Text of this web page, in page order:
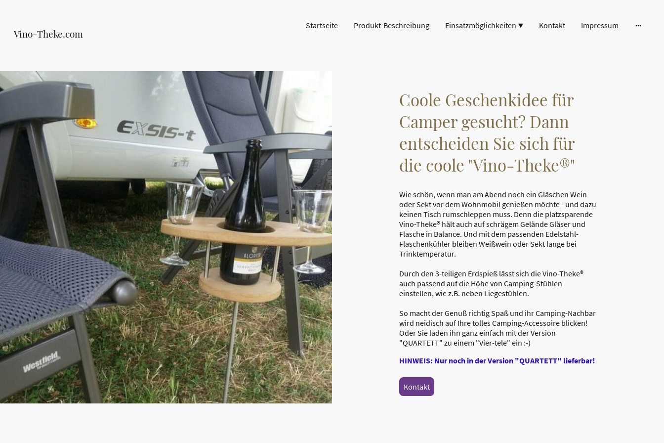
Vino-Theke.com
Startseite Produkt-Beschreibung Einsatzmöglichkeiten Kontakt Impressum
Coole Geschenkidee für
Camper gesucht? Dann
entscheiden Sie sich für
die coole "Vino-Theke®"
Wie schön, wenn man am Abend noch ein Gläschen Wein
oder Sekt vor dem Wohnmobil genießen möchte - und dazu
keinen Tisch rumschleppen muss. Denn die platzsparende
Vino-Theke® hält auch auf schrägem Gelände Gläser und
Flasche in Balance. Und mit dem passenden Edelstahl-
Flaschenkühler bleiben Weißwein oder Sekt lange bei
Trinktemperatur.
Durch den 3-teiligen Erdspieß lässt sich die Vino-Theke®
auch passend auf die Höhe von Camping-Stühlen
einstellen, wie z.B. neben Liegestühlen.
So macht der Genuß richtig Spaß und ihr Camping-Nachbar
wird neidisch auf Ihre tolles Camping-Accessoire blicken!
Oder Sie laden ihn ganz einfach mit der Version
"QUARTETT" zu einem "Vier-tele" ein :-)
HINWEIS: Nur noch in der Version "QUARTETT" lieferbar!
Kontakt